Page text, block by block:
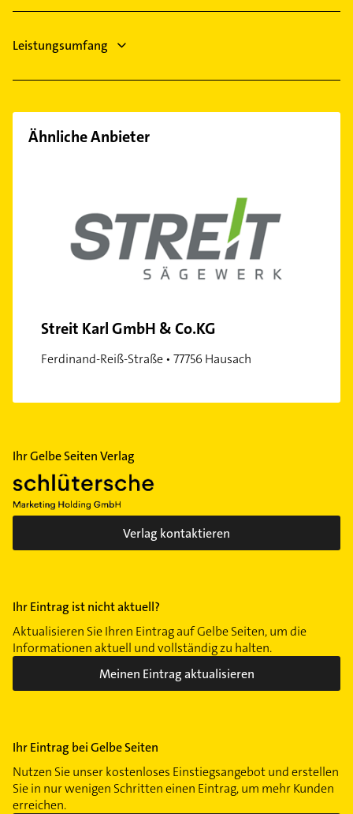
Leistungsumfang
Ähnliche Anbieter
Streit Karl GmbH & Co.KG
Ferdinand-Reiß-Straße • 77756 Hausach
Ihr Gelbe Seiten Verlag
Verlag kontaktieren
Ihr Eintrag ist nicht aktuell?
Aktualisieren Sie Ihren Eintrag auf Gelbe Seiten, um die
Informationen aktuell und vollständig zu halten.
Meinen Eintrag aktualisieren
Ihr Eintrag bei Gelbe Seiten
Nutzen Sie unser kostenloses Einstiegsangebot und erstellen
Sie in nur wenigen Schritten einen Eintrag, um mehr Kunden
erreichen.